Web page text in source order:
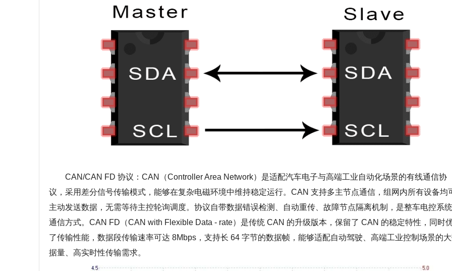
CAN/CAN FD 协议：CAN（Controller Area Network）是适配汽车电子与高端工业自动化场景的有线通信协
议，采用差分信号传输模式，能够在复杂电磁环境中维持稳定运行。CAN 支持多主节点通信，组网内所有设备均
主动发送数据，无需等待主控轮询调度。协议自带数据错误检测、自动重传、故障节点隔离机制，是整车电控系
通信方式。CAN FD（CAN with Flexible Data - rate）是传统 CAN 的升级版本，保留了 CAN 的稳定特性，同时
了传输性能，数据段传输速率可达 8Mbps，支持长 64 字节的数据帧，能够适配自动驾驶、高端工业控制场景的
据量、高实时性传输需求。